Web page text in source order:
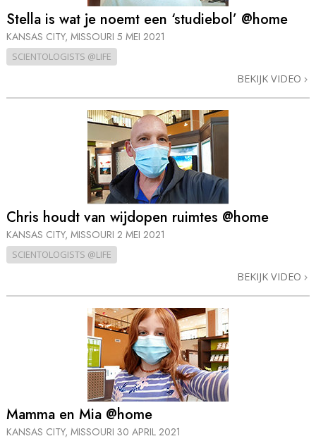
Stella is wat je noemt een ‘studiebol’ @home
KANSAS CITY, MISSOURI 5 MEI 2021
SCIENTOLOGISTS @LIFE
BEKIJK VIDEO
Chris houdt van wijdopen ruimtes @home
KANSAS CITY, MISSOURI 2 MEI 2021
SCIENTOLOGISTS @LIFE
BEKIJK VIDEO
Mamma en Mia @home
KANSAS CITY, MISSOURI 30 APRIL 2021